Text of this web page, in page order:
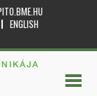
ENGLISH